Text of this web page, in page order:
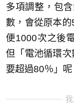
多項調整，包
數，會從原本
便1000次之後
但「電池循環
要超過80％」呢